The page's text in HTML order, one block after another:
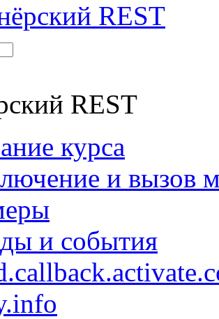
REST
REST
курса
и вызов
и события